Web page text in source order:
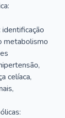
metabolismo
celíaca,